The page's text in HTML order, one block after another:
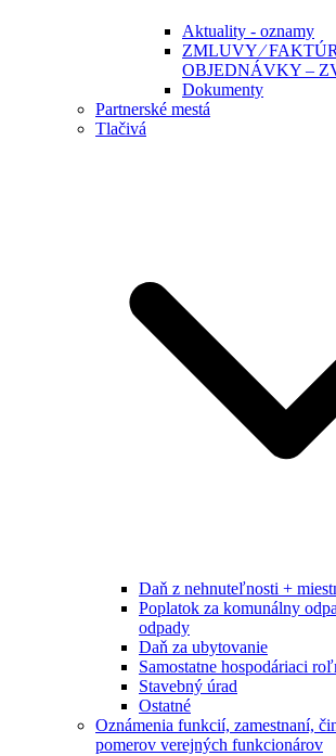
Aktuality - oznamy
ZMLUVY ⁄
OBJEDNÁVKY –
Dokumenty
Partnerské mestá
Tlačivá
Daň z nehnuteľnosti +
Poplatok za komunálny
odpady
Daň za ubytovanie
Samostatne hospodáriaci
Stavebný úrad
Ostatné
Oznámenia funkcií, zamestnaní,
pomerov verejných funkcionárov